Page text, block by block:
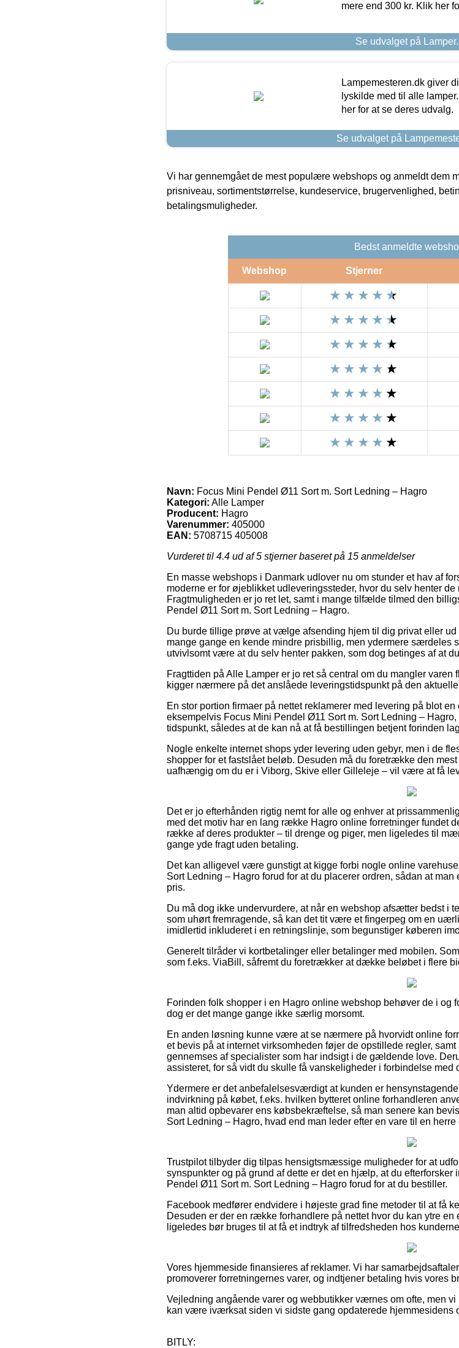
mere end 300 kr. Klik her
Se udvalget på
Lampemesteren.dk giver
lyskilde med til alle
her for at se deres udvalg.
Se udvalget på
Vi har gennemgået de mest populære webshops og anmeldt dem
prisniveau, sortimentstørrelse, kundeservice, brugervenlighed,
betalingsmuligheder.
Bedst anmeldte
Webshop Stjerner
Navn: Focus Mini Pendel Ø11 Sort m. Sort Ledning – Hagro
Kategori: Alle Lamper
Producent: Hagro
Varenummer: 405000
EAN: 5708715 405008
Vurderet til 4.4 ud af 5 stjerner baseret på 15 anmeldelser
En masse webshops i Danmark udlover nu om stunder et hav af
moderne er for øjeblikket udleveringssteder, hvor du selv henter
Fragtmuligheden er jo ret let, samt i mange tilfælde tilmed den
Pendel Ø11 Sort m. Sort Ledning – Hagro.
Du burde tillige prøve at vælge afsending hjem til dig privat eller
mange gange en kende mindre prisbillig, men ydermere særdeles
utvivlsomt være at du selv henter pakken, som dog betinges af at
Fragttiden på Alle Lamper er jo ret så central om du mangler
kigger nærmere på det anslåede leveringstidspunkt på den
En stor portion firmaer på nettet reklamerer med levering på blot
eksempelvis Focus Mini Pendel Ø11 Sort m. Sort Ledning –
tidspunkt, således at de kan nå at få bestillingen betjent forinden
Nogle enkelte internet shops yder levering uden gebyr, men i de
shopper for et fastslået beløb. Desuden må du foretrække den
uafhængig om du er i Viborg, Skive eller Gilleleje – vil være at få
Det er jo efterhånden rigtig nemt for alle og enhver at
med det motiv har en lang række Hagro online forretninger fundet
række af deres produkter – til drenge og piger, men ligeledes til
gange yde fragt uden betaling.
Det kan alligevel være gunstigt at kigge forbi nogle online
Sort Ledning – Hagro forud for at du placerer ordren, sådan at
pris.
Du må dog ikke undervurdere, at når en webshop afsætter bedst i
som uhørt fremragende, så kan det tit være et fingerpeg om en
imidlertid inkluderet i en retningslinje, som begunstiger køberen
Generelt tilråder vi kortbetalinger eller betalinger med mobilen.
som f.eks. ViaBill, såfremt du foretrækker at dække beløbet i flere
Forinden folk shopper i en Hagro online webshop behøver de i og
dog er det mange gange ikke særlig morsomt.
En anden løsning kunne være at se nærmere på hvorvidt online
et bevis på at internet virksomheden føjer de opstillede regler,
gennemses af specialister som har indsigt i de gældende love.
assisteret, for så vidt du skulle få vanskeligheder i forbindelse med
Ydermere er det anbefalelsesværdigt at kunden er
indvirkning på købet, f.eks. hvilken bytteret online forhandleren
man altid opbevarer ens købsbekræftelse, så man senere kan
Sort Ledning – Hagro, hvad end man leder efter en vare til en herre
Trustpilot tilbyder dig tilpas hensigtsmæssige muligheder for at
synspunkter og på grund af dette er det en hjælp, at du
Pendel Ø11 Sort m. Sort Ledning – Hagro forud for at du bestiller.
Facebook medfører endvidere i højeste grad fine metoder til at få
Desuden er der en række forhandlere på nettet hvor du kan ytre
ligeledes bør bruges til at få et indtryk af tilfredsheden hos
Vores hjemmeside finansieres af reklamer. Vi har
promoverer forretningernes varer, og indtjener betaling hvis vores
Vejledning angående varer og webbutikker værnes om ofte, men
kan være iværksat siden vi sidste gang opdaterede hjemmesidens
BITLY: